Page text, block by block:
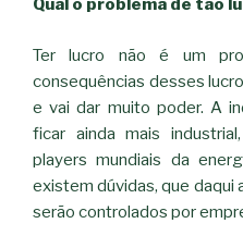
Qual o problema de tão
Ter lucro não é um
consequências desses
e vai dar muito poder. A
ficar ainda mais
players mundiais da
existem dúvidas, que daqui
serão controlados por